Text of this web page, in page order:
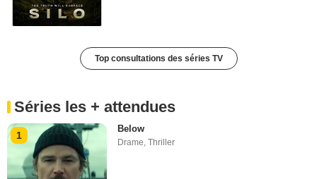
Top consultations des séries TV
Séries les + attendues
1
Below
Drame ,Thriller